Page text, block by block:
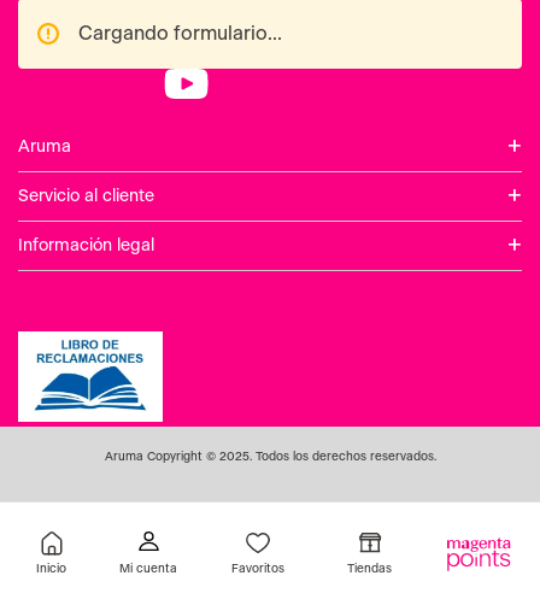
Inicio Favoritos Tiendas
Cargando formulario...
Aruma +
Servicio al cliente +
Información legal +
Aruma Copyright © 2025. Todos los derechos reservados.